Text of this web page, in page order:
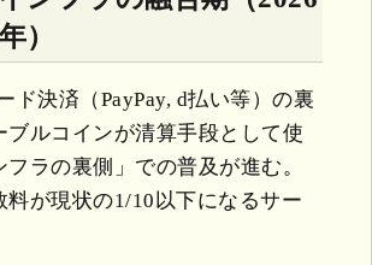
）
ド決済（PayPay, d払い等）の裏
ブルコインが清算手段として使
ラの裏側」での普及が進む。
料が現状の1/10以下になるサー